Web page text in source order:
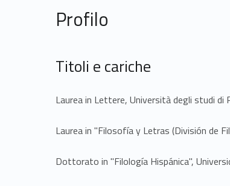
Profilo
Titoli e cariche
Laurea in Lettere, Università degli studi di
Laurea in "Filosofía y Letras (División de
Dottorato in "Filología Hispánica",